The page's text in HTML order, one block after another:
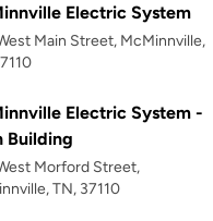
Electric System
Main Street, McMinnville,
Electric System -
Building
Morford Street,
TN, 37110